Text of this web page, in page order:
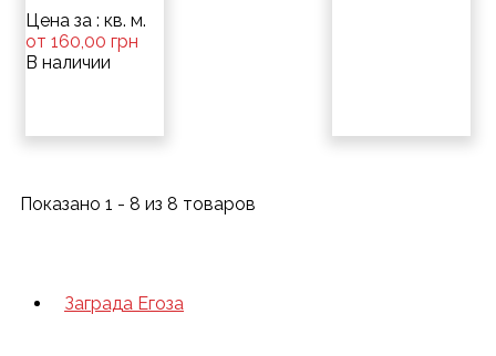
Цена за : кв. м.
от 160,00 грн
В наличии
Показано 1 - 8 из 8 товаров
Заграда Егоза